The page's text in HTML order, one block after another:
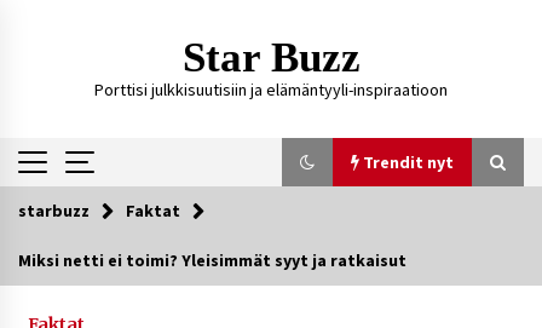
Star Buzz
Porttisi julkkisuutisiin ja elämäntyyli-inspiraatioon
Trendit nyt
Trendit nyt
starbuzz Faktat
Miksi netti ei toimi? Yleisimmät syyt ja ratkaisut